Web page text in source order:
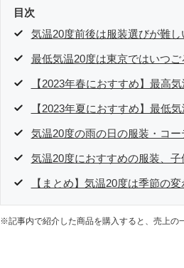
目次
気温20度前後は服装選びが難
最低気温20度は東京ではいつご
【2023年春におすすめ】最高
【2023年夏におすすめ】最低
気温20度の雨の日の服装・コー
気温20度におすすめの服装、
【まとめ】気温20度は季節の
※記事内で紹介した商品を購入すると、売上の